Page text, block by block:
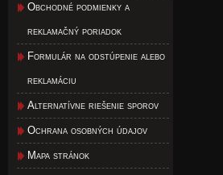
Obchodné podmienky a
reklamačný poriadok
Formulár na odstúpenie alebo
reklamáciu
Alternatívne riešenie sporov
Ochrana osobných údajov
Mapa stránok